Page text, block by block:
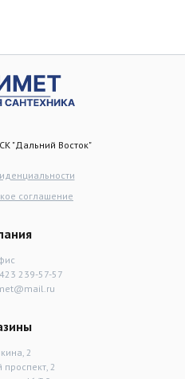
"Дальний Восток"
соглашение
239-57-57
2
2